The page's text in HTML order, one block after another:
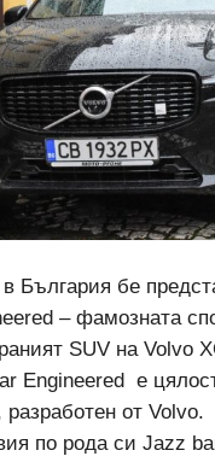
България бе
– фамозната
SUV на Volvo
Engineered е
разработен от
по рода си Jazz